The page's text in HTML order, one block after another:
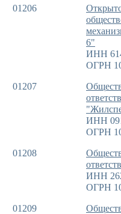
01206
6"
ИНН
ОГРН
01207
ИНН
ОГРН
01208
ИНН
ОГРН
01209